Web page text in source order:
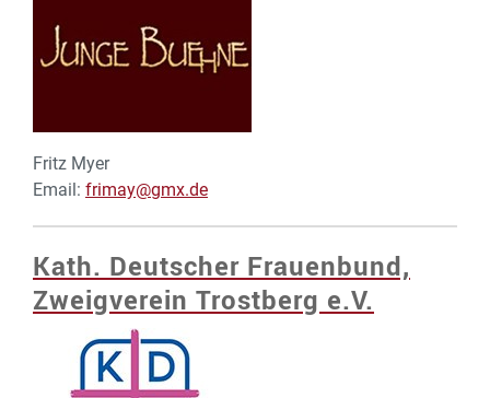
Fritz Myer
Email: frimay@gmx.de
Kath. Deutscher Frauenbund,
Zweigverein Trostberg e.V.